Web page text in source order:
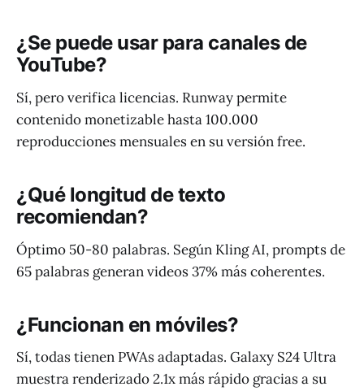
¿Se puede usar para canales de
YouTube?
Sí, pero verifica licencias. Runway permite
contenido monetizable hasta 100.000
reproducciones mensuales en su versión free.
¿Qué longitud de texto
recomiendan?
Óptimo 50-80 palabras. Según Kling AI, prompts de
65 palabras generan videos 37% más coherentes.
¿Funcionan en móviles?
Sí, todas tienen PWAs adaptadas. Galaxy S24 Ultra
muestra renderizado 2.1x más rápido gracias a su